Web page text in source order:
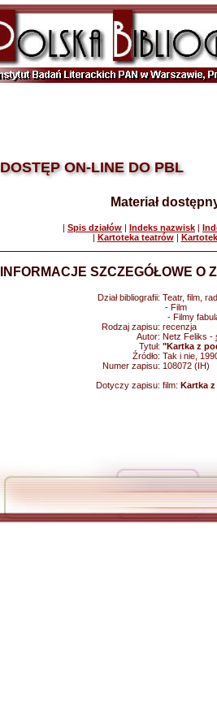
DOSTĘP ON-LINE DO PBL
Materiał
| Spis działów | Indeks nazwisk |
| Kartoteka teatrów|
INFORMACJE SZCZEGÓŁOWE O
Dział bibliografii: Teatr, film,
- Film
- Filmy
Rodzaj zapisu: recenzja
Autor: Netz Feliks -
Tytuł: "Kartka z
Źródło: Tak i nie,
Numer zapisu: 108072 (IH)
Dotyczy zapisu: film: Kartka